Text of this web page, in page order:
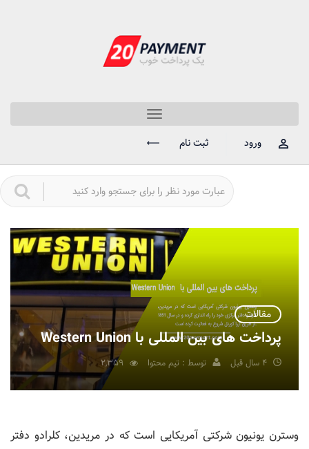
Toggle
navigation
ورود
ثبت نام
مقالات
پرداخت های بین المللی با Western Union
4 سال قبل توسط : تیم محتوا
وسترن یونیون شرکتی آمریکایی است که در مریدین، کلرادو دفتر